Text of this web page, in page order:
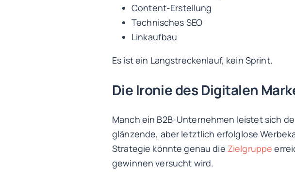
Content-Erstellung
Technisches SEO
Linkaufbau
Es ist ein Langstreckenlauf, kein Sprint.
Die Ironie des Digitalen
Manch ein B2B-Unternehmen leistet sich
glänzende, aber letztlich erfolglose
Strategie könnte genau die Zielgruppe
gewinnen versucht wird.